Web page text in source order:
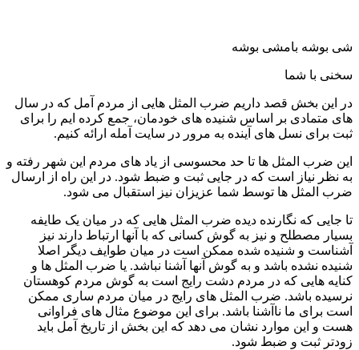
شی بوشه بامشی بوشه
سخنی با شما
در این بخش قصد داریم ضرب المثل هایی از مردم آمل که در سال
های متمادی بر اساس شنیده های خودمان، جمع کرده ایم را برای
ثبت برای نسل های آینده به مرور در سایت آمله ارائه کنیم.
این ضرب المثل ها تا حد محسوسی از یاد های مردم این شهر رفته و
به نظر نیاز است که در جایی ثبت و ضبط شود. در این راه از ارسال
ضرب المثل ها توسط شما عزیزان نیز استقبال می شود.
تا جایی که نگارنده دیده ضرب المثل هایی که در میان یک طایفه
بسیار مصطلح و نیز به گوش کسانی که با آنها ارتباط دارند نیز
آشناست و شنیده شده ممکن است در میان طوایف دیگر اصلا
شنیده نشده باشد و به گوش آنها آشنا نباشد. یا ضرب المثل ها و
کنایه هایی که در مردم دشت رایج است به گوش مردم کوهستان
نرسیده باشد. ضرب المثل های رایج در میان مردم ساری ممکن
است برای ما ناآشنا باشد. برای این موضوع مثال های فراوانی
هست و این موارد نشان می دهد که این بخش از تاریخ آمل باید
زودتر ثبت و ضبط شود.